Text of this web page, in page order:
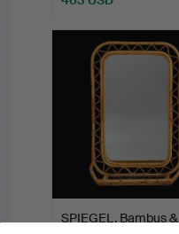
SPIEGEL, Bambus &